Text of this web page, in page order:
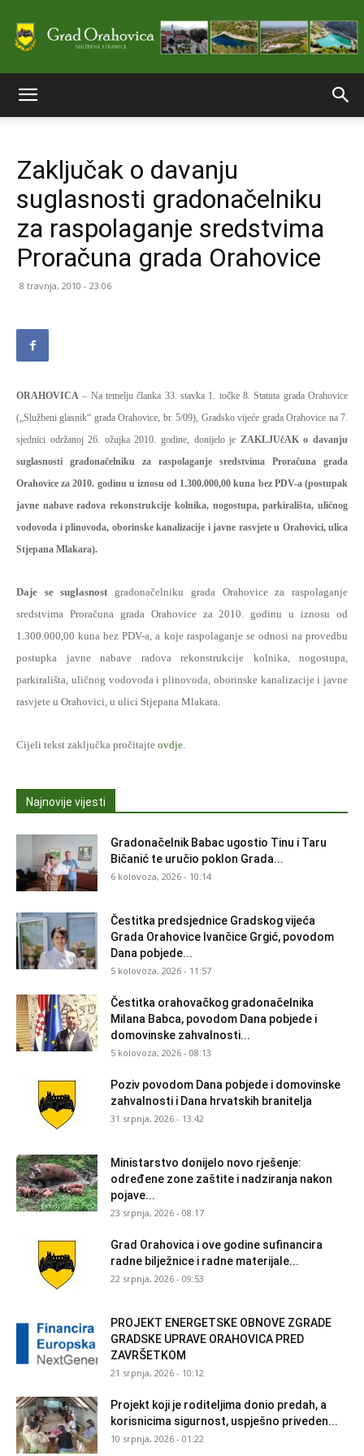
stranice
Grada
Zaključak o davanju
suglasnosti gradonačelniku
za raspolaganje sredstvima
Proračuna grada Orahovice
8 travnja, 2010 - 23:06
ORAHOVICA – Na temelju članka 33. stavka 1. točke 8. Statuta grada Orahovice
(„Službeni glasnik“ grada Orahovice, br. 5/09), Gradsko vijeće grada Orahovice na 7.
sjednici održanoj 26. ožujka 2010. godine, donijelo je ZAKLJUčAK o davanju
suglasnosti gradonačelniku za raspolaganje sredstvima Proračuna grada
Orahovice za 2010. godinu u iznosu od 1.300.000,00 kuna bez PDV-a (postupak
javne nabave radova rekonstrukcije kolnika, nogostupa, parkirališta, uličnog
vodovoda i plinovoda, oborinske kanalizacije i javne rasvjete u Orahovici, ulica
Stjepana Mlakara).
Daje se suglasnost gradonačelniku grada Orahovice za raspolaganje
sredstvima Proračuna grada Orahovice za 2010. godinu u iznosu od
1.300.000,00 kuna bez PDV-a, a koje raspolaganje se odnosi na provedbu
postupka javne nabave radova rekonstrukcije kolnika, nogostupa,
parkirališta, uličnog vodovoda i plinovoda, oborinske kanalizacije i javne
rasvjete u Orahovici, u ulici Stjepana Mlakara.
Cijeli tekst zaključka pročitajte ovdje.
Najnovije vijesti
Gradonačelnik Babac ugostio Tinu i Taru
Bičanić te uručio poklon Grada...
6 kolovoza, 2026 - 10:14
Čestitka predsjednice Gradskog vijeća
Grada Orahovice Ivančice Grgić, povodom
Dana pobjede...
5 kolovoza, 2026 - 11:57
Čestitka orahovačkog gradonačelnika
Milana Babca, povodom Dana pobjede i
domovinske zahvalnosti...
5 kolovoza, 2026 - 08:13
Poziv povodom Dana pobjede i domovinske
zahvalnosti i Dana hrvatskih branitelja
31 srpnja, 2026 - 13:42
Ministarstvo donijelo novo rješenje:
određene zone zaštite i nadziranja nakon
pojave...
23 srpnja, 2026 - 08:17
Grad Orahovica i ove godine sufinancira
radne bilježnice i radne materijale...
22 srpnja, 2026 - 09:53
PROJEKT ENERGETSKE OBNOVE ZGRADE
GRADSKE UPRAVE ORAHOVICA PRED
ZAVRŠETKOM
21 srpnja, 2026 - 10:12
Projekt koji je roditeljima donio predah, a
korisnicima sigurnost, uspješno priveden...
10 srpnja, 2026 - 01:22